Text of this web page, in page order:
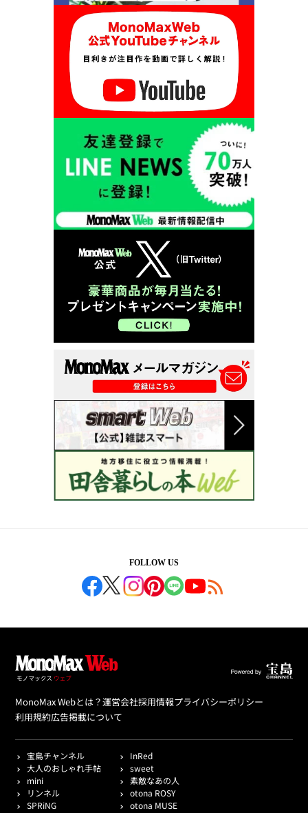
FOLLOW US
MonoMax Webとは？運営会社採用情報プライバシーポリシー
利用規約広告掲載について
宝島チャンネル
InRed
大人のおしゃれ手帖
sweet
mini
素敵なあの人
リンネル
otona ROSY
SPRiNG
otona MUSE